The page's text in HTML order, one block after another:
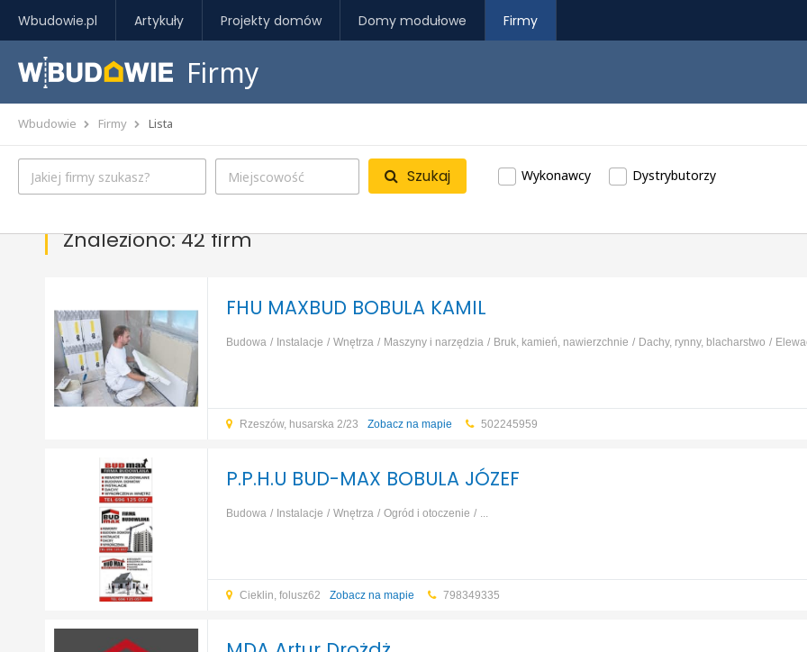
Wbudowie.pl Artykuły Projekty domów Domy modułowe Firmy
Firmy
Wbudowie Firmy Lista
Szukaj Wykonawcy Dystrybutorzy
Znaleziono: 42 firm
FHU MAXBUD BOBULA KAMIL
Budowa Instalacje Wnętrza Maszyny i narzędzia Bruk, kamień, nawierzchnie Dachy, rynny, blacharstwo
Rzeszów, husarska 2/23 Zobacz na mapie 502245959
P.P.H.U BUD-MAX BOBULA JÓZEF
Budowa Instalacje Wnętrza Ogród i otoczenie ...
Cieklin, folusz62 Zobacz na mapie 798349335